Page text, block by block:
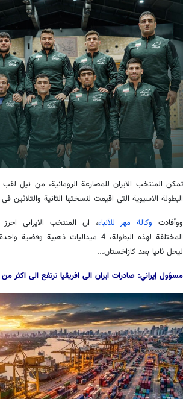
تمكن المنتخب الايران للمصارعة الرومانية، من نيل
البطولة الاسيوية التي اقيمت لنسختها الثانية والثلاثين في
ووأفادت وكالة مهر للأنباء، ان المنتخب الايراني
المختلفة لهذه البطولة، 4 ميداليات ذهبية
ليحل ثانيا بعد كازاخستان...
مسؤول إيراني: صادرات ايران الى افريقيا ترتفع الى اكثر